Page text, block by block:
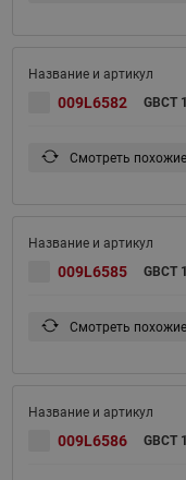
009L6582 GBCT
Смотреть
009L6585 GBCT
Смотреть
009L6586 GBCT